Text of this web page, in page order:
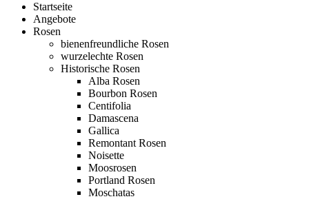
Startseite
Angebote
Rosen
bienenfreundliche Rosen
wurzelechte Rosen
Historische Rosen
Alba Rosen
Bourbon Rosen
Centifolia
Damascena
Gallica
Remontant Rosen
Noisette
Moosrosen
Portland Rosen
Moschatas